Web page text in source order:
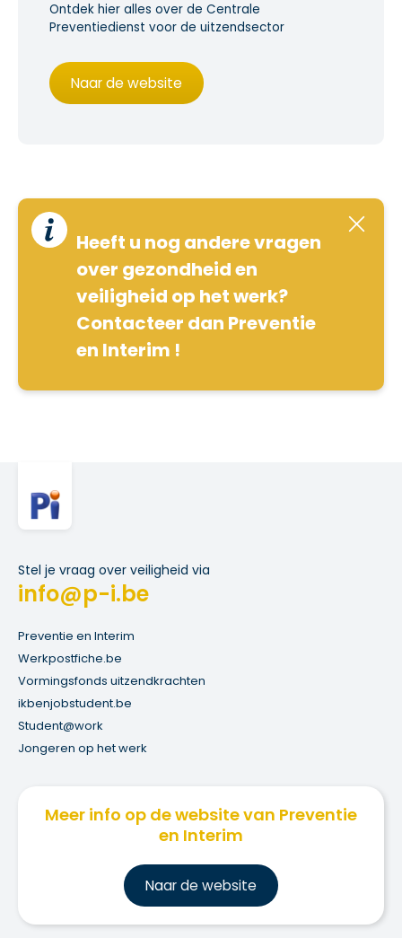
Ontdek hier alles over de Centrale
Preventiedienst voor de uitzendsector
Naar de website
Heeft u nog andere vragen
over gezondheid en
veiligheid op het werk?
Contacteer dan Preventie
en Interim !
Stel je vraag over veiligheid via
info@p-i.be
Preventie en Interim
Werkpostfiche.be
Vormingsfonds uitzendkrachten
ikbenjobstudent.be
Student@work
Jongeren op het werk
Meer info op de website van Preventie
en Interim
Naar de website